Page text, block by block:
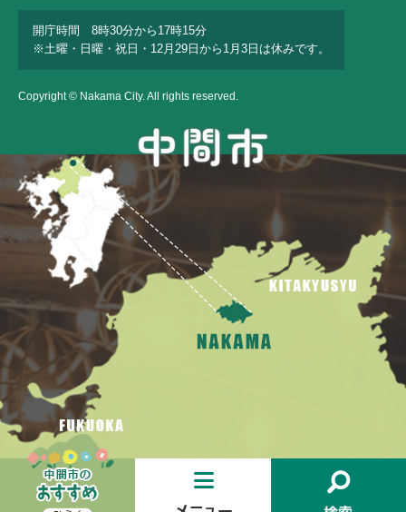
開庁時間 8時30分から17時15分
※土曜・日曜・祝日・12月29日から1月3日は休みです。
Copyright © Nakama City. All rights reserved.